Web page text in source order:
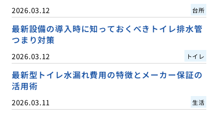
2026.03.12 台所
最新設備の導入時に知っておくべきトイレ排水管
つまり対策
2026.03.12 トイレ
最新型トイレ水漏れ費用の特徴とメーカー保証の
活用術
2026.03.11 生活